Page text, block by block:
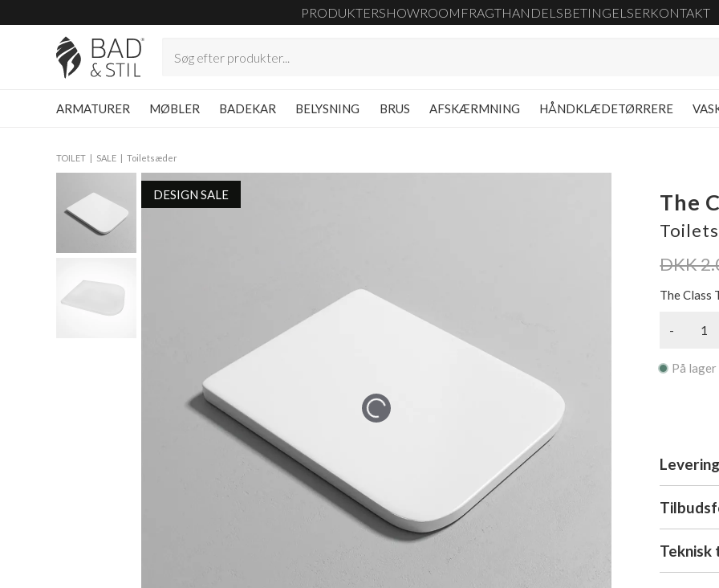
PRODUKTERSHOWROOM FRAGTHANDELSBETINGELSERKONTAKT
ARMATURER MØBLER BADEKAR BELYSNING BRUS AFSKÆRMNING HÅNDKLÆDETØRRERE
TOILET SALE Toiletsæder
DESIGN SALE The
DKK
The Class
-
På
Teknisk